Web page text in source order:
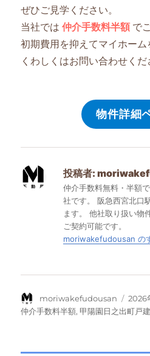
ぜひご見学ください。
当社では 仲介手数料半額 で
初期費用を抑えてマイホーム
くわしくはお問い合わせくだ
物件詳細
投稿者:
仲介手数料無料・半額
社です。 阪急西宮北口
ます。 他社取り扱い物
ご契約可能です。
moriwakefudousan の
投
稿
moriwakefudousan
投
稿
2026
仲介手数料半額,甲陽園日之出町戸建